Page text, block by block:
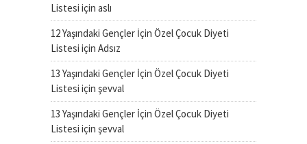
Listesi için aslı
12 Yaşındaki Gençler İçin Özel Çocuk Diyeti
Listesi için Adsız
13 Yaşındaki Gençler İçin Özel Çocuk Diyeti
Listesi için şevval
13 Yaşındaki Gençler İçin Özel Çocuk Diyeti
Listesi için şevval